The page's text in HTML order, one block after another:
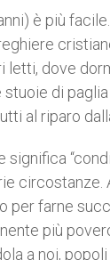
è più
letti, dove
di
al riparo
circostanze.
farne
più
a noi,